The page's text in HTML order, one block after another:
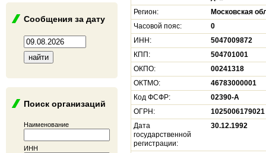
Сообщения за дату
Поиск организаций
Наименование
ИНН
Регион:
Московская
Часовой пояс:
0
ИНН:
5047009872
КПП:
504701001
ОКПО:
00241318
ОКТМО:
46783000001
Код ФСФР:
02390-А
ОГРН:
1025006179021
Дата
государственной
регистрации:
30.12.1992